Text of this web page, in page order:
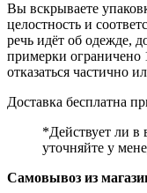
Вы вскрываете
целостность и
речь идёт об одежде,
примерки
отказаться частично
Доставка бесплатна
*Действует ли в
уточняйте у
Самовывоз из